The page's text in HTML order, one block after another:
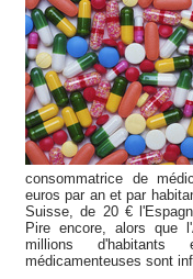
consommatrice de
euros par an et par
Suisse, de 20 €
Pire encore, alors que
millions
médicamenteuses sont